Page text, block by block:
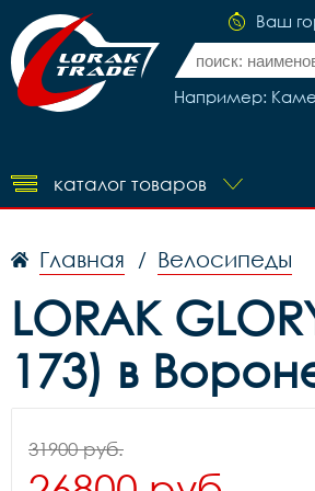
Ваш
Например:
каталог товаров
Главная / Велосипеды
LORAK
173) в
31900 руб.